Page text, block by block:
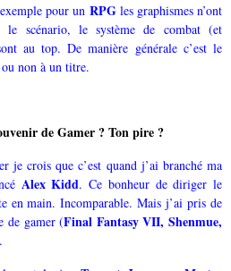
pour un RPGles graphismes n’ont
le scénario, le système de combat (et
au top. De manière générale c’est le
non à un titre.
de Gamer ? Ton pire ?
je crois que c’est quand j’ai branché ma
Alex Kidd. Ce bonheur de diriger le
en main. Incomparable. Mais j’ai pris de
de gamer (Final Fantasy VII, Shenmue,